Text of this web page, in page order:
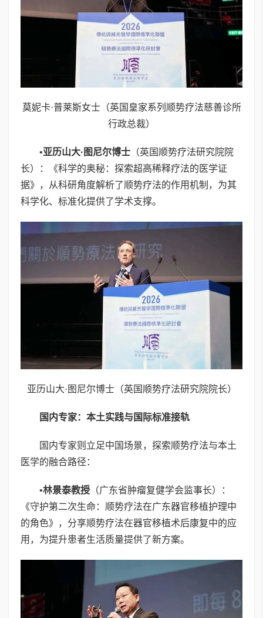
莫妮卡·普莱斯女士（英国皇家系列顺势疗法慈善诊所
行政总裁）
•亚历山大· 图尼尔博士 （英国顺势疗法研究院院
长）：《科学的奥秘：探索超高稀释疗法的医学证
据》，从科研角度解析了顺势疗法的作用机制，为其
科学化、标准化提供了学术支撑。
亚历山大·图尼尔博士（英国顺势疗法研究院院长）
国内专家：本土实践与国际标准接轨
国内专家则立足中国场景，探索顺势疗法与本土
医学的融合路径：
•林景泰教授 （广东省肿瘤复健学会监事长）：
《守护第二次生命：顺势疗法在广东器官移植护理中
的角色》，分享顺势疗法在器官移植术后康复中的应
用，为提升患者生活质量提供了新方案。